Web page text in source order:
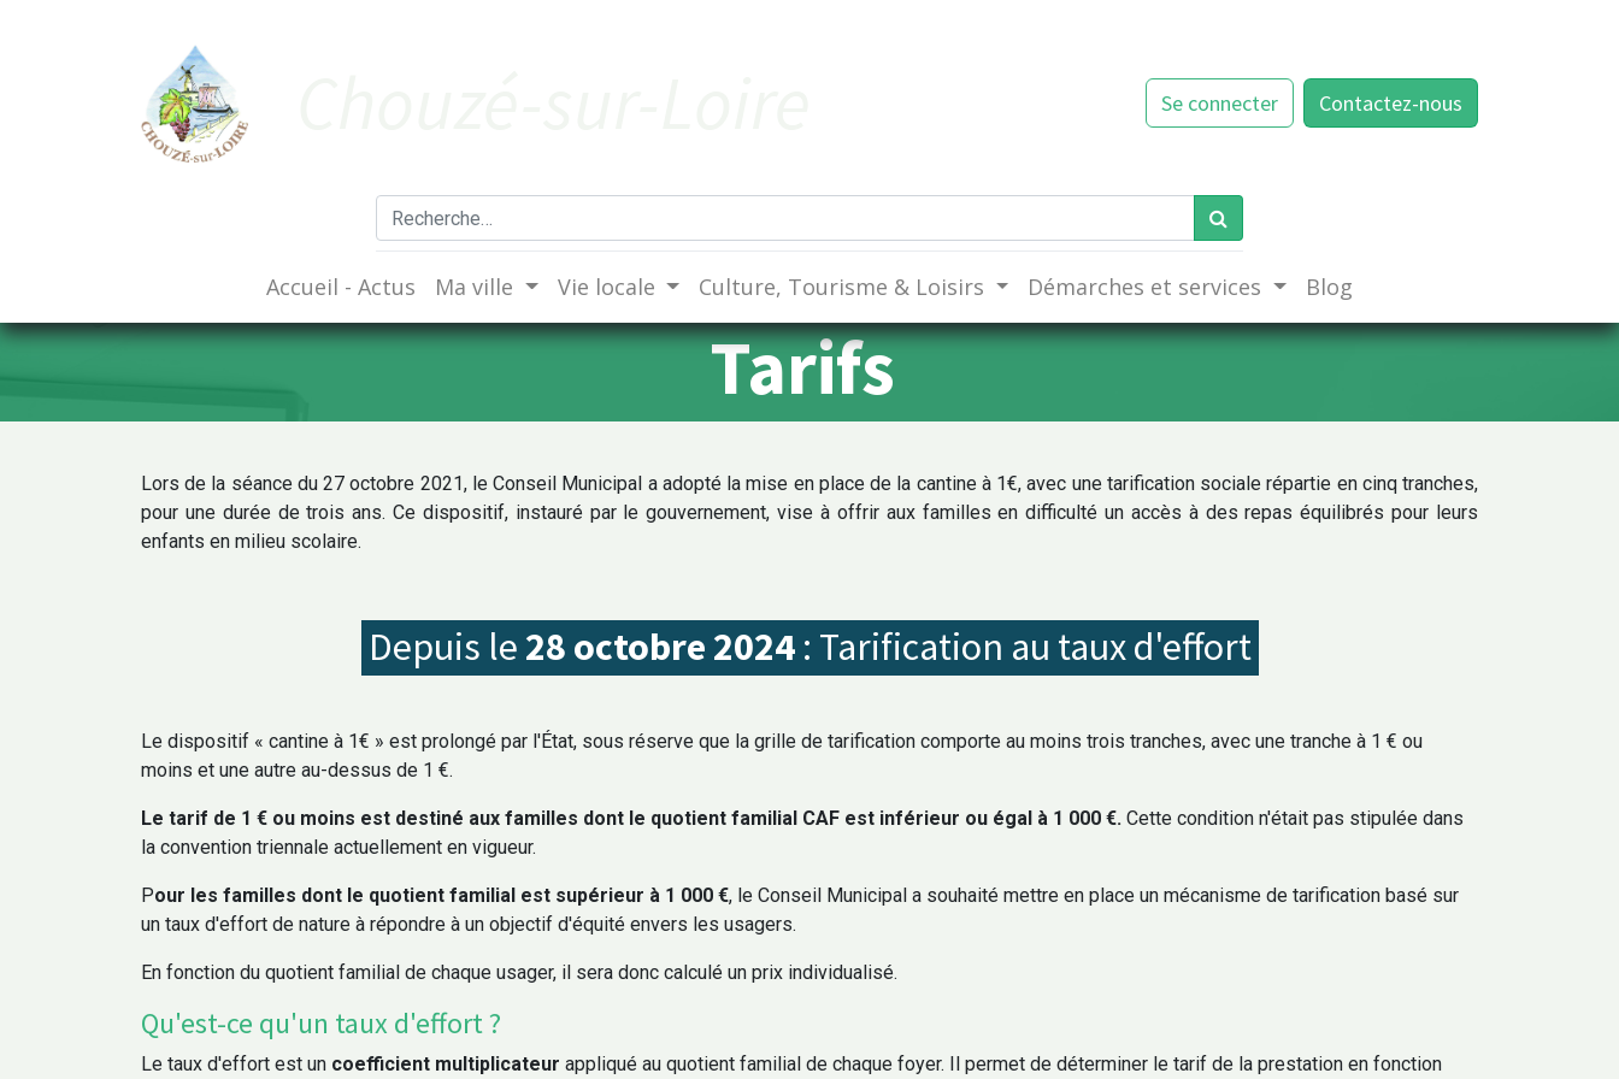
Se connecter Contactez-nous
Accueil - Actus Ma ville Vie locale Culture, Tourisme & Loisirs Démarches et services Blog
Tarifs
Lors de la séance du 27 octobre 2021, le Conseil Municipal a adopté la mise en place de la cantine à 1€, avec une tarification sociale répartie en cinq tranches,
pour une durée de trois ans. Ce dispositif, instauré par le gouvernement, vise à offrir aux familles en difficulté un accès à des repas équilibrés pour leurs
enfants en milieu scolaire.
Depuis le 28 octobre 2024: Tarification au taux d'effort
Le dispositif « cantine à 1€ » est prolongé par l'État, sous réserve que la grille de tarification comporte au moins trois tranches, avec une tranche à 1 € ou
moins et une autre au-dessus de 1 €.
Le tarif de 1 € ou moins est destiné aux familles dont le quotient familial CAF est inférieur ou égal à 1 000 €. Cette condition n'était pas stipulée dans
la convention triennale actuellement en vigueur.
Pour les familles dont le quotient familial est supérieur à 1 000 €, le Conseil Municipal a souhaité mettre en place un mécanisme de tarification basé sur
un taux d'effort de nature à répondre à un objectif d'équité envers les usagers.
En fonction du quotient familial de chaque usager, il sera donc calculé un prix individualisé.
Qu'est-ce qu'un taux d'effort ?
Le taux d'effort est un coefficient multiplicateur appliqué au quotient familial de chaque foyer. Il permet de déterminer le tarif de la prestation en fonction
Mairie - 11, Place des Déportés 37140 Chouzé-sur-Loire
02.47.95.10.10
mairie@chouzesurloire.fr